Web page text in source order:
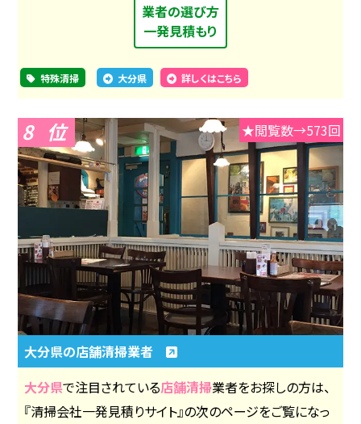
業者の選び方
一発見積もり
特殊清掃 大分県 詳しくはこちら
8 ★閲覧数→573回
大分県の店舗清掃業者
大分県で注目されている店舗清掃業者をお探しの方は、
『清掃会社一発見積りサイト』の次のページをご覧になっ